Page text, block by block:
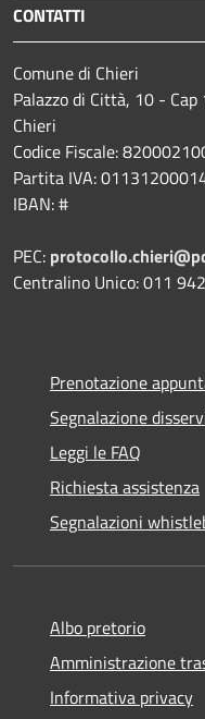
CONTATTI
Comune di Chieri
Palazzo di Città, 10 -
Chieri
Codice Fiscale:
Partita IVA:
IBAN: #
PEC:
Centralino Unico: 011
Prenotazione
Segnalazione
Leggi le FAQ
Richiesta assistenza
Segnalazioni
Albo pretorio
Amministrazione
Informativa privacy